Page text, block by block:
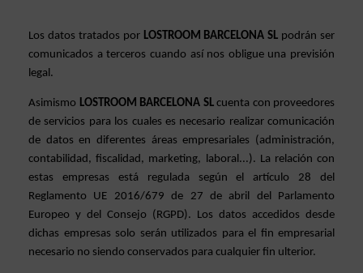
Los datos tratados por LOSTROOM BARCELONA SL podrán ser
comunicados a terceros cuando así nos obligue una previsión
legal.
Asimismo LOSTROOM BARCELONA SL cuenta con proveedores
de servicios para los cuales es necesario realizar comunicación
de datos en diferentes áreas empresariales (administración,
contabilidad, fiscalidad, marketing, laboral...). La relación con
estas empresas está regulada según el artículo 28 del
Reglamento UE 2016/679 de 27 de abril del Parlamento
Europeo y del Consejo (RGPD). Los datos accedidos desde
dichas empresas solo serán utilizados para el fin empresarial
necesario no siendo conservados para cualquier fin ulterior.